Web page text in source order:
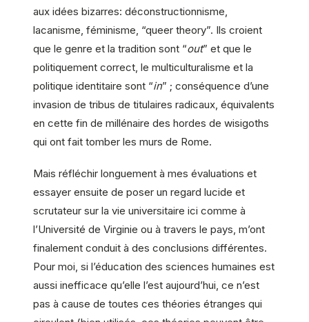
aux idées bizarres: déconstructionnisme,
lacanisme, féminisme, “queer theory”. Ils croient
que le genre et la tradition sont “out” et que le
politiquement correct, le multiculturalisme et la
politique identitaire sont “in” ; conséquence d’une
invasion de tribus de titulaires radicaux, équivalents
en cette fin de millénaire des hordes de wisigoths
qui ont fait tomber les murs de Rome.
Mais réfléchir longuement à mes évaluations et
essayer ensuite de poser un regard lucide et
scrutateur sur la vie universitaire ici comme à
l’Université de Virginie ou à travers le pays, m’ont
finalement conduit à des conclusions différentes.
Pour moi, si l’éducation des sciences humaines est
aussi inefficace qu’elle l’est aujourd’hui, ce n’est
pas à cause de toutes ces théories étranges qui